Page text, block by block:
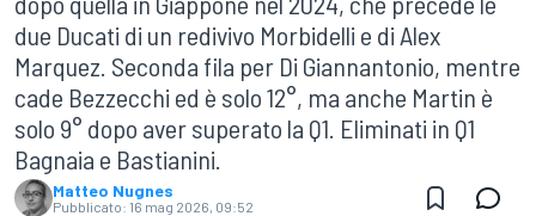
due Ducati di un redivivo Morbidelli e di Alex
Marquez. Seconda fila per Di Giannantonio, mentre
cade Bezzecchi ed è solo 12°, ma anche Martin è
solo 9° dopo aver superato la Q1. Eliminati in Q1
Bagnaia e Bastianini.
Matteo Nugnes
Pubblicato: 16 mag 2026, 09:52